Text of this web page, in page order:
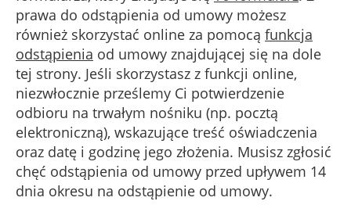
prawa do odstąpienia od umowy możesz
również skorzystać online za pomocą funkcja
odstąpienia od umowy znajdującej się na dole
tej strony. Jeśli skorzystasz z funkcji online,
niezwłocznie prześlemy Ci potwierdzenie
odbioru na trwałym nośniku (np. pocztą
elektroniczną), wskazujące treść oświadczenia
oraz datę i godzinę jego złożenia. Musisz zgłosić
chęć odstąpienia od umowy przed upływem 14
dnia okresu na odstąpienie od umowy.